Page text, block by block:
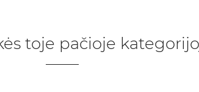
toje pačioje